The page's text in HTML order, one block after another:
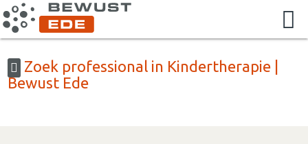
Zoek professional in Kindertherapie |
Bewust Ede